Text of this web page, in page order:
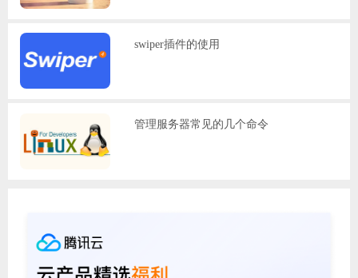
swiper插件的使用
管理服务器常见的几个命令